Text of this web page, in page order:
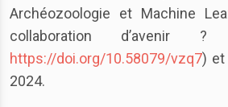
Archéozoologie et Machine
collaboration d’avenir ?
https://doi.org/10.58079/vzq7) et
2024.